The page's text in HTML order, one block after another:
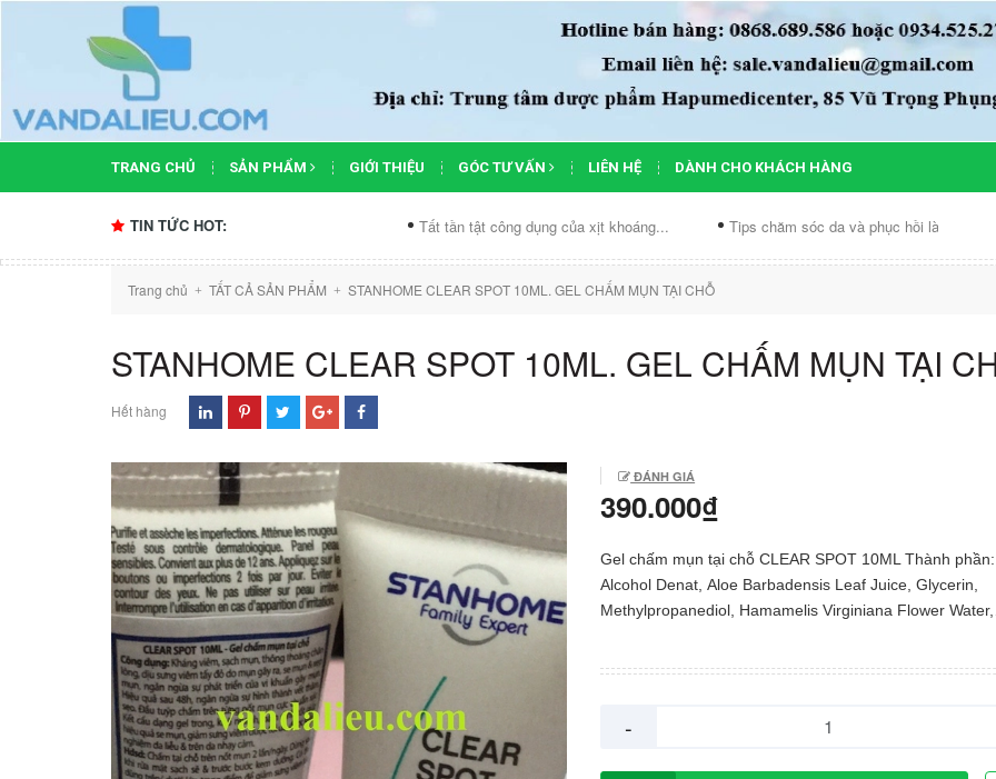
TRANG CHỦ SẢN PHẨM GIỚI THIỆU GÓC TƯ VẤN LIÊN HỆ DÀNH CHO KHÁCH HÀNG
TIN TỨC HOT: Tất tần tật công dụng của xịt khoáng... Tips chăm sóc da và phục hồi làn... Chế độ
Trang chủ + TẤT CẢ SẢN PHẨM + STANHOME CLEAR SPOT 10ML. GEL CHẤM MỤN TẠI CHỖ
STANHOME CLEAR SPOT 10ML. GEL CHẤM MỤN TẠI
Hết hàng
ĐÁNH GIÁ
390.000₫
Gel chấm mụn tại chỗ CLEAR SPOT 10ML Thành phần:
Alcohol Denat, Aloe Barbadensis Leaf Juice, Glycerin,
Methylpropanediol, Hamamelis Virginiana Flower Water,
Benzoate, Citric Acid, Potassium Sorbate. Công dụng:
-